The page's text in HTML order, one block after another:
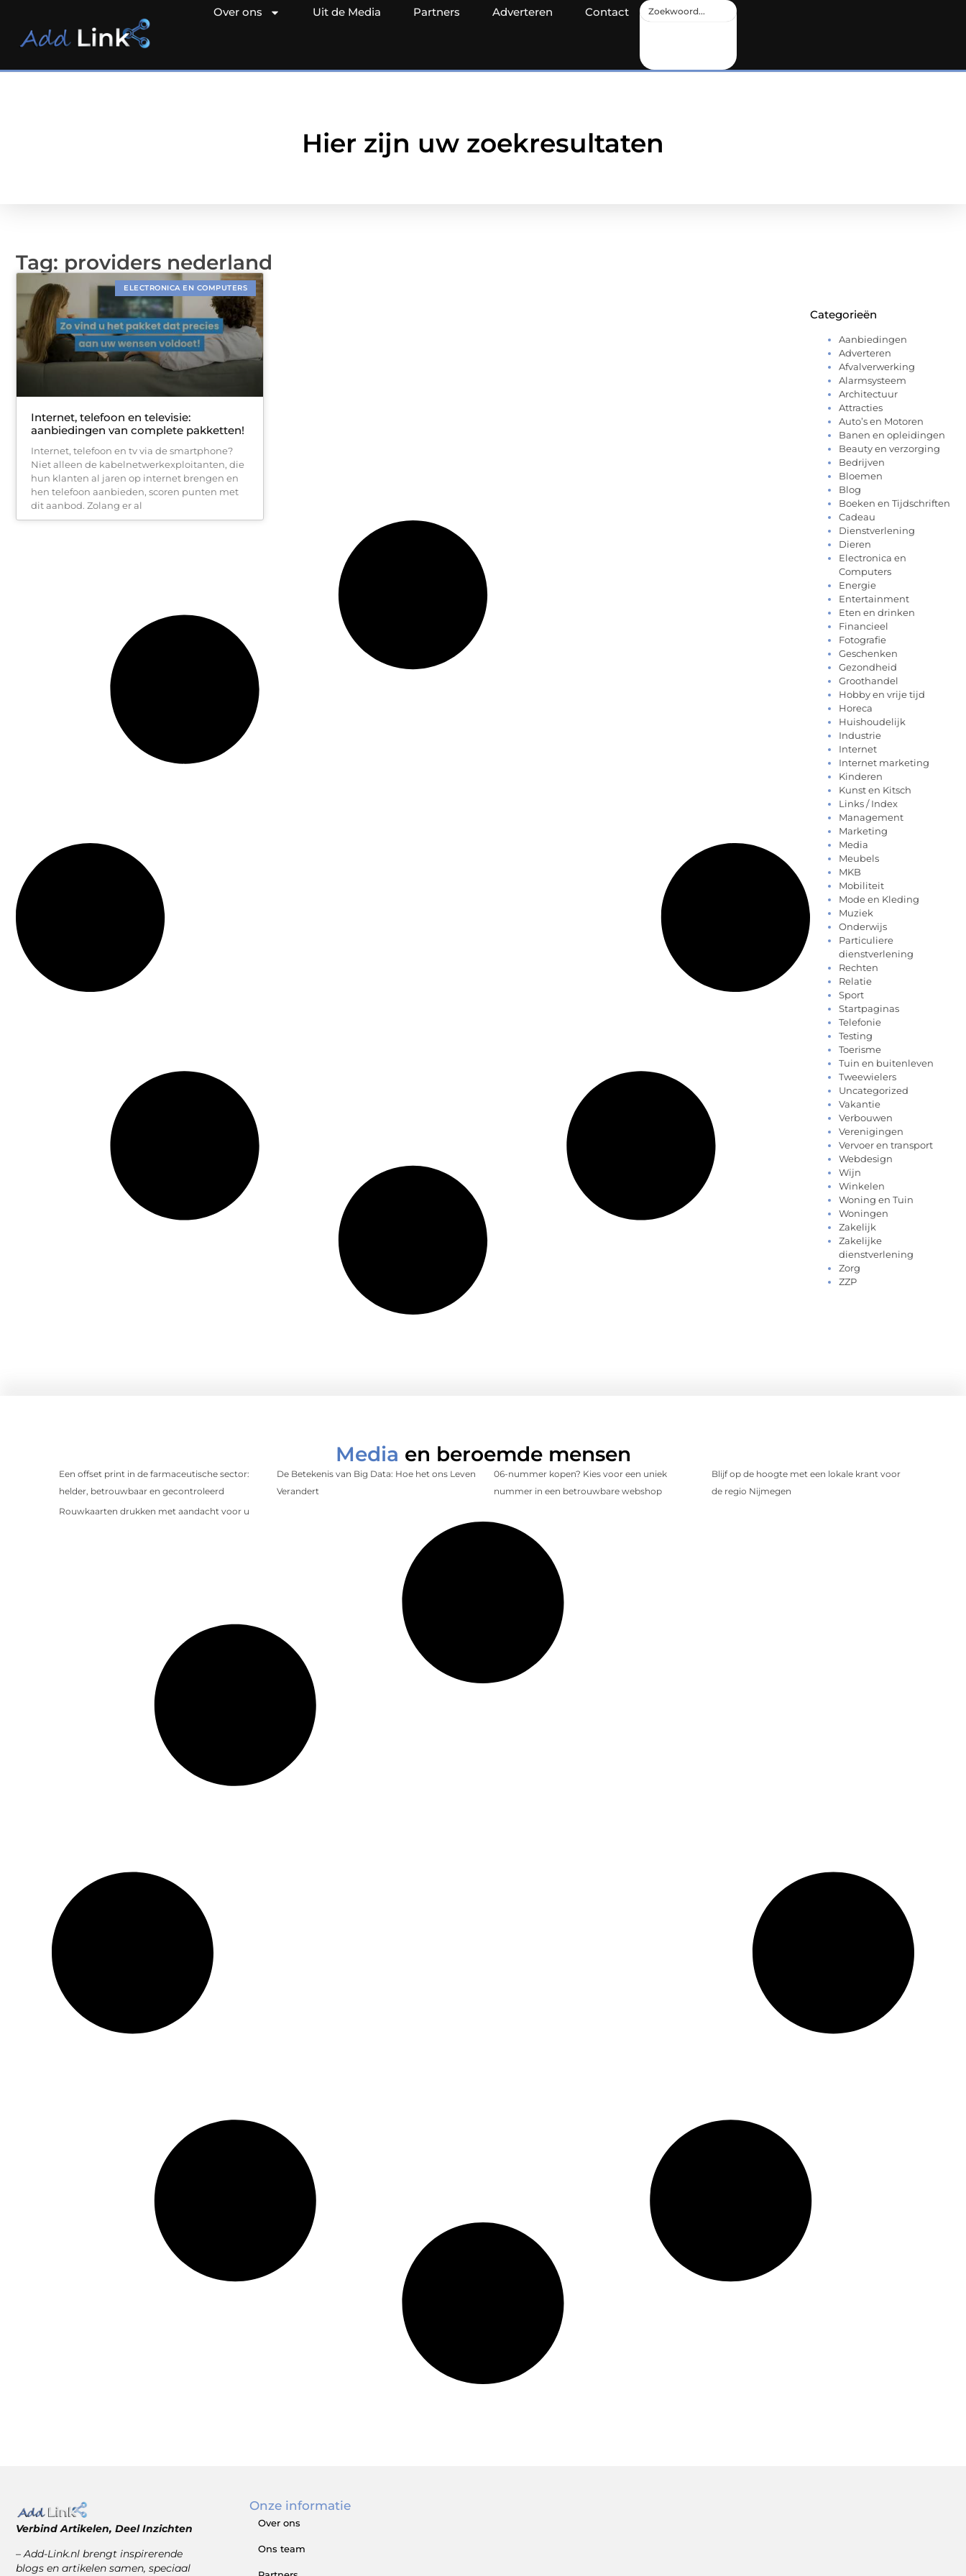
Over ons Uit de Media Partners Adverteren Contact
Hier zijn uw zoekresultaten
Tag: providers nederland
ELECTRONICA EN COMPUTERS
Internet, telefoon en televisie:
aanbiedingen van complete pakketten!
Internet, telefoon en tv via de smartphone?
Niet alleen de kabelnetwerkexploitanten, die
hun klanten al jaren op internet brengen en
hen telefoon aanbieden, scoren punten met
dit aanbod. Zolang er al
Categorieën
Aanbiedingen
Adverteren
Afvalverwerking
Alarmsysteem
Architectuur
Attracties
Auto’s en Motoren
Banen en opleidingen
Beauty en verzorging
Bedrijven
Bloemen
Blog
Boeken en Tijdschriften
Cadeau
Dienstverlening
Dieren
Electronica en
Computers
Energie
Entertainment
Eten en drinken
Financieel
Fotografie
Geschenken
Gezondheid
Groothandel
Hobby en vrije tijd
Horeca
Huishoudelijk
Industrie
Internet
Internet marketing
Kinderen
Kunst en Kitsch
Links / Index
Management
Marketing
Media
Meubels
MKB
Mobiliteit
Mode en Kleding
Muziek
Onderwijs
Particuliere
dienstverlening
Rechten
Relatie
Sport
Startpaginas
Telefonie
Testing
Toerisme
Tuin en buitenleven
Tweewielers
Uncategorized
Vakantie
Verbouwen
Verenigingen
Vervoer en transport
Webdesign
Wijn
Winkelen
Woning en Tuin
Woningen
Zakelijk
Zakelijke
dienstverlening
Zorg
ZZP
Media en beroemde mensen
Een offset print in de farmaceutische sector:
helder, betrouwbaar en gecontroleerd
De Betekenis van Big Data: Hoe het ons Leven
Verandert
06-nummer kopen? Kies voor een uniek
nummer in een betrouwbare webshop
Blijf op de hoogte met een lokale krant voor
de regio Nijmegen
Rouwkaarten drukken met aandacht voor u
Verbind Artikelen, Deel Inzichten
– Add-Link.nl brengt inspirerende
blogs en artikelen samen, speciaal
Onze informatie
Over ons
Ons team